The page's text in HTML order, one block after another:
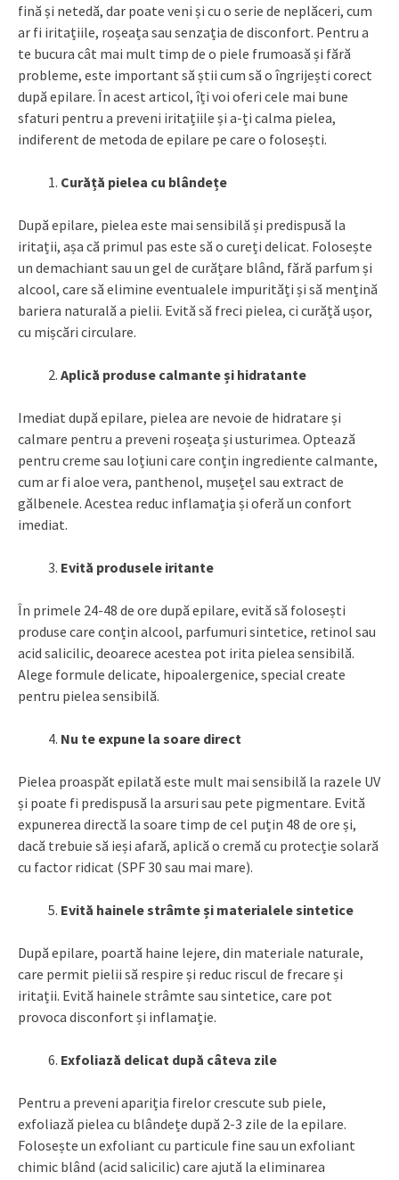
fină și netedă, dar poate veni și cu o serie de neplăceri, cum
ar fi iritațiile, roșeața sau senzația de disconfort. Pentru a
te bucura cât mai mult timp de o piele frumoasă și fără
probleme, este important să știi cum să o îngrijești corect
după epilare. În acest articol, îți voi oferi cele mai bune
sfaturi pentru a preveni iritațiile și a-ți calma pielea,
indiferent de metoda de epilare pe care o folosești.
Curăță pielea cu blândețe
După epilare, pielea este mai sensibilă și predispusă la
iritații, așa că primul pas este să o cureți delicat. Folosește
un demachiant sau un gel de curățare blând, fără parfum și
alcool, care să elimine eventualele impurități și să mențină
bariera naturală a pielii. Evită să freci pielea, ci curăță ușor,
cu mișcări circulare.
Aplică produse calmante și hidratante
Imediat după epilare, pielea are nevoie de hidratare și
calmare pentru a preveni roșeața și usturimea. Optează
pentru creme sau loțiuni care conțin ingrediente calmante,
cum ar fi aloe vera, panthenol, mușețel sau extract de
gălbenele. Acestea reduc inflamația și oferă un confort
imediat.
Evită produsele iritante
În primele 24-48 de ore după epilare, evită să folosești
produse care conțin alcool, parfumuri sintetice, retinol sau
acid salicilic, deoarece acestea pot irita pielea sensibilă.
Alege formule delicate, hipoalergenice, special create
pentru pielea sensibilă.
Nu te expune la soare direct
Pielea proaspăt epilată este mult mai sensibilă la razele UV
și poate fi predispusă la arsuri sau pete pigmentare. Evită
expunerea directă la soare timp de cel puțin 48 de ore și,
dacă trebuie să ieși afară, aplică o cremă cu protecție solară
cu factor ridicat (SPF 30 sau mai mare).
Evită hainele strâmte și materialele sintetice
După epilare, poartă haine lejere, din materiale naturale,
care permit pielii să respire și reduc riscul de frecare și
iritații. Evită hainele strâmte sau sintetice, care pot
provoca disconfort și inflamație.
Exfoliază delicat după câteva zile
Pentru a preveni apariția firelor crescute sub piele,
exfoliază pielea cu blândețe după 2-3 zile de la epilare.
Folosește un exfoliant cu particule fine sau un exfoliant
chimic blând (acid salicilic) care ajută la eliminarea